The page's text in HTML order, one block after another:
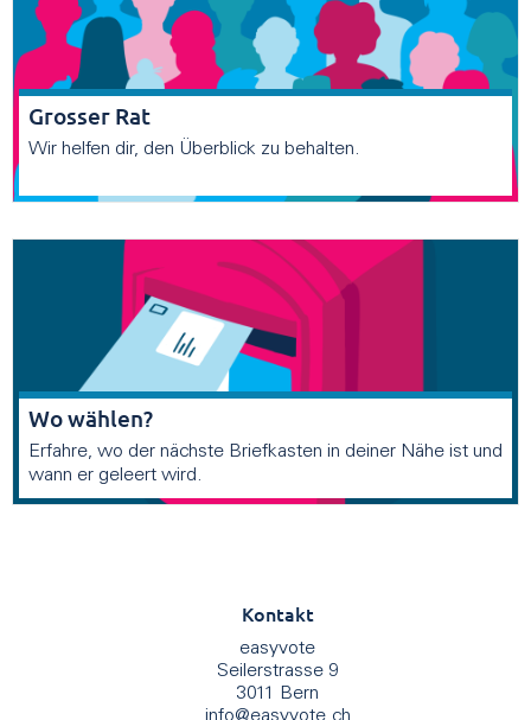
Grosser Rat
Wir helfen dir, den Überblick zu behalten.
Wo wählen?
Erfahre, wo der nächste Briefkasten in deiner Nähe ist und
wann er geleert wird.
Kontakt
easyvote
Seilerstrasse 9
3011 Bern